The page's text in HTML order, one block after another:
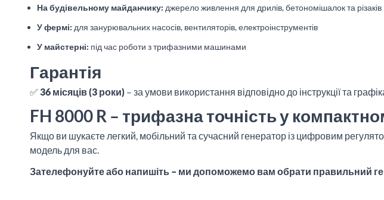
На будівельному майданчику: джерело живлення для дрилів, бетономішалок та різаків
У фермі: для занурювальних насосів, вентиляторів, електроінструментів
У майстерні: під час роботи з трифазними машинами
Гарантія
✅ 36 місяців (3 роки) – за умови використання відповідно до інструкції та
FH 8000 R – трифазна точність у
Якщо ви шукаєте легкий, мобільний та сучасний генератор із цифровим
модель для вас.
Зателефонуйте або напишіть – ми допоможемо вам обрати правильний